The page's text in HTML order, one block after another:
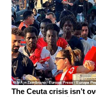
The Ceuta crisis isn’t